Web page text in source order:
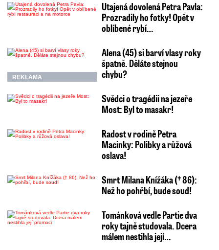
Utajená dovolená Petra Pavla:
Prozradily ho fotky! Opět v
oblíbené rybí…
REKLAMA
Alena (45) si barví vlasy roky
špatně. Děláte stejnou
chybu?
Svědci o tragédii na jezeře
Most: Byl to masakr!
Radost v rodině Petra
Macinky: Polibky a růžová
oslava!
Smrt Milana Knížáka († 86):
Než ho pohřbí, bude soud!
Tománková vedle Partie dva
roky tajně studovala. Dcera
málem nestihla její…